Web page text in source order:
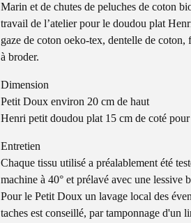
Marin et de chutes de peluches de coton
travail de l’atelier pour le doudou plat
gaze de coton oeko-tex, dentelle de coton,
à broder.
Dimension
Petit Doux environ 20 cm de haut
Henri petit doudou plat 15 cm de coté
Entretien
Chaque tissu utilisé a préalablement été
machine à 40° et prélavé avec une lessive
Pour le Petit Doux un lavage local des
taches est conseillé, par tamponnage d'un